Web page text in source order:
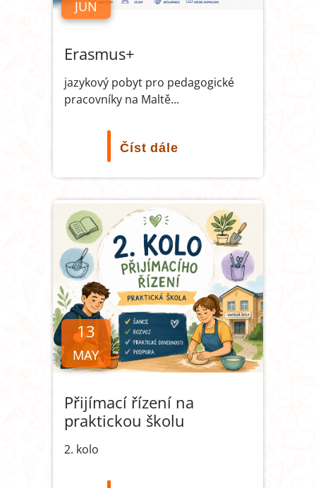
JUN
Erasmus+
jazykový pobyt pro pedagogické
pracovníky na Maltě...
Číst dále
13
MAY
Přijímací řízení na
praktickou školu
2. kolo